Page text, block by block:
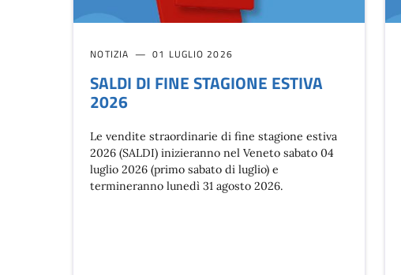
NOTIZIA 01 LUGLIO 2026
SALDI DI FINE STAGIONE ESTIVA
2026
Le vendite straordinarie di fine stagione estiva
2026 (SALDI) inizieranno nel Veneto sabato 04
luglio 2026 (primo sabato di luglio) e
termineranno lunedì 31 agosto 2026.